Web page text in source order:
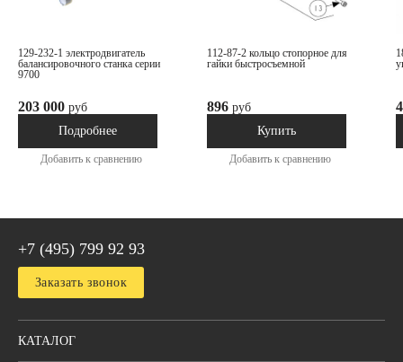
129-232-1 электродвигатель
балансировочного станка серии
9700
203 000 руб
Под заказ
Подробнее
Добавить к сравнению
112-87-2 кольцо стопорное для
гайки быстросъемной
896 руб
В наличииКупить
Добавить к сравнению
18-302-2 переключатель панели
+7 (495) 799 92 93
Заказать звонок
КАТАЛОГ